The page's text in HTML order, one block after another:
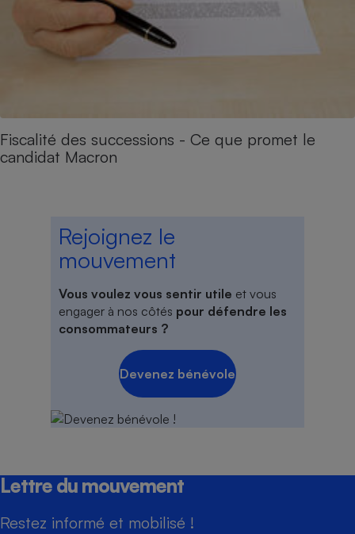
Fiscalité des successions - Ce que promet le
candidat Macron
Rejoignez le
mouvement
Vous voulez vous sentir utile et vous
engager à nos côtés pour défendre les
consommateurs ?
Devenez bénévole
Lettre du mouvement
Restez informé et mobilisé !